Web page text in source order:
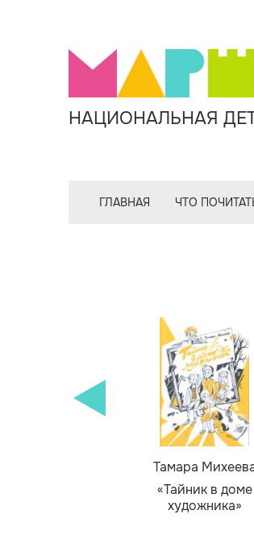
НАЦИОНАЛЬНАЯ
ГЛАВНАЯ ЧТО
Тамара
«Тайник в доме
художника»